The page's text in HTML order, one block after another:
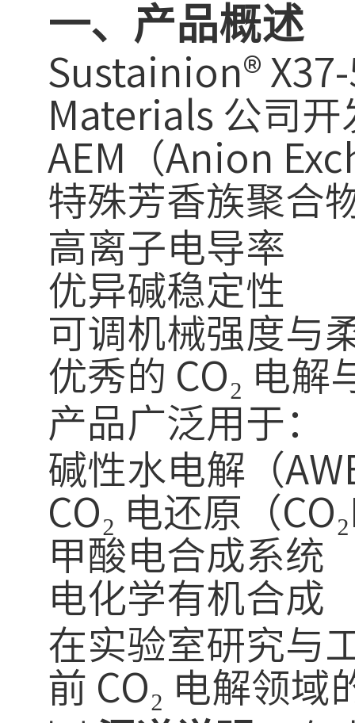
一、产品概述
Sustainion®
Materials 公司
AEM（Anion
特殊芳香族聚合
高离子电导率
优异碱稳定性
可调机械强度与
优秀的 CO₂ 电
产品广泛用于：
碱性水电解（
CO₂ 电还原（
甲酸电合成系统
电化学有机合成
在实验室研究与
前 CO₂ 电解领域